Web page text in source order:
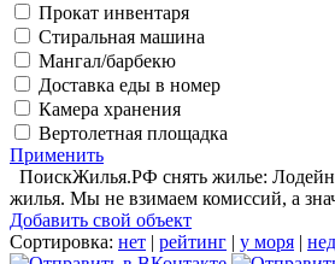
Прокат инвентаря
Стиральная машина
Мангал/барбекю
Доставка еды в номер
Камера хранения
Вертолетная площадка
Применить
ПоискЖилья.РФ снять жилье:
жилья. Мы не взимаем комиссий, а
Добавить свой объект
Сортировка: нет | рейтинг | у моря |